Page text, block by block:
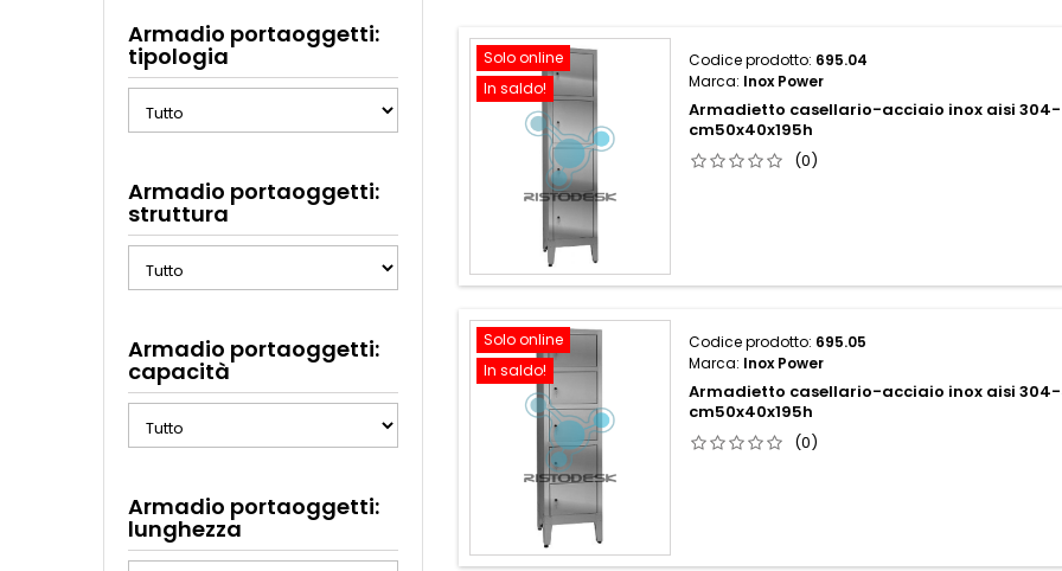
Armadio portaoggetti:
tipologia
Armadio portaoggetti:
struttura
Armadio portaoggetti:
capacità
Armadio portaoggetti:
lunghezza
Solo online
In saldo!
Codice prodotto: 695.04
Marca: Inox Power
Armadietto casellario-acciaio inox aisi
cm50x40x195h
(0)
Solo online
In saldo!
Codice prodotto: 695.05
Marca: Inox Power
Armadietto casellario-acciaio inox aisi
cm50x40x195h
(0)